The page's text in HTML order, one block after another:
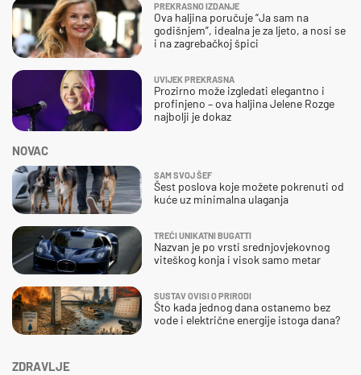
ZDRAVLJE
NOVAC
SAM SVOJ ŠEF
Šest poslova koje možete pokrenuti od
kuće uz minimalna ulaganja
TREĆI UNIKATNI BUGATTI
Nazvan je po vrsti srednjovjekovnog
viteškog konja i visok samo metar
SUSTAV OVISI O PRIRODI
Što kada jednog dana ostanemo bez
vode i električne energije istoga dana?
PREKRASNO IZDANJE
Ova haljina poručuje “Ja sam na
godišnjem”, idealna je za ljeto, a nosi se
i na zagrebačkoj špici
UVIJEK PREKRASNA
Prozirno može izgledati elegantno i
profinjeno – ova haljina Jelene Rozge
najbolji je dokaz